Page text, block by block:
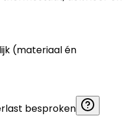
(materiaal én
besproken